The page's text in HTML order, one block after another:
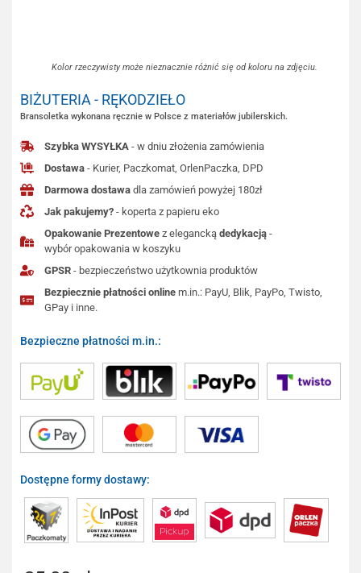
Kolor rzeczywisty może nieznacznie różnić się od koloru na zdjęciu.
BIŻUTERIA - RĘKODZIEŁO
Bransoletka wykonana ręcznie w Polsce z materiałów jubilerskich.
Szybka WYSYŁKA - w dniu złożenia zamówienia
Dostawa - Kurier, Paczkomat, OrlenPaczka, DPD
Darmowa dostawa dla zamówień powyżej 180zł
Jak pakujemy? - koperta z papieru eko
Opakowanie Prezentowe z eleganckądedykacją -
wybór opakowania w koszyku
GPSR - bezpieczeństwo użytkownia produktów
Bezpiecznie płatności online m.in.: PayU, Blik, PayPo, Twisto,
GPay i inne.
Bezpieczne płatności m.in.:
Dostępne formy dostawy: